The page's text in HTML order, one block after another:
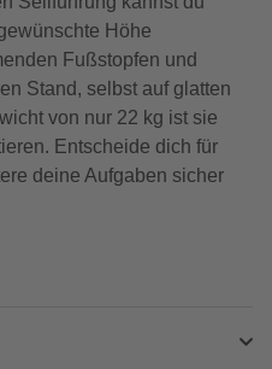
Höhe
Fußstopfen und
Stand, selbst auf glatten
von nur 22 kg ist sie
Entscheide dich für
deine Aufgaben sicher